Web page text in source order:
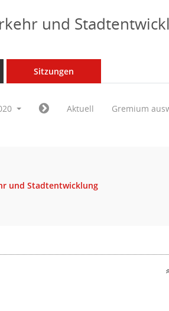
und
Sitzungen
Aktuell Gremium
und Stadtentwicklung